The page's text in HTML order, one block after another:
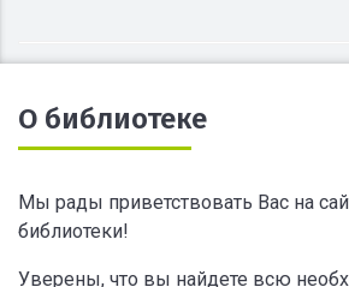
О библиотеке
Мы рады приветствовать Вас на
библиотеки!
Уверены, что вы найдете всю